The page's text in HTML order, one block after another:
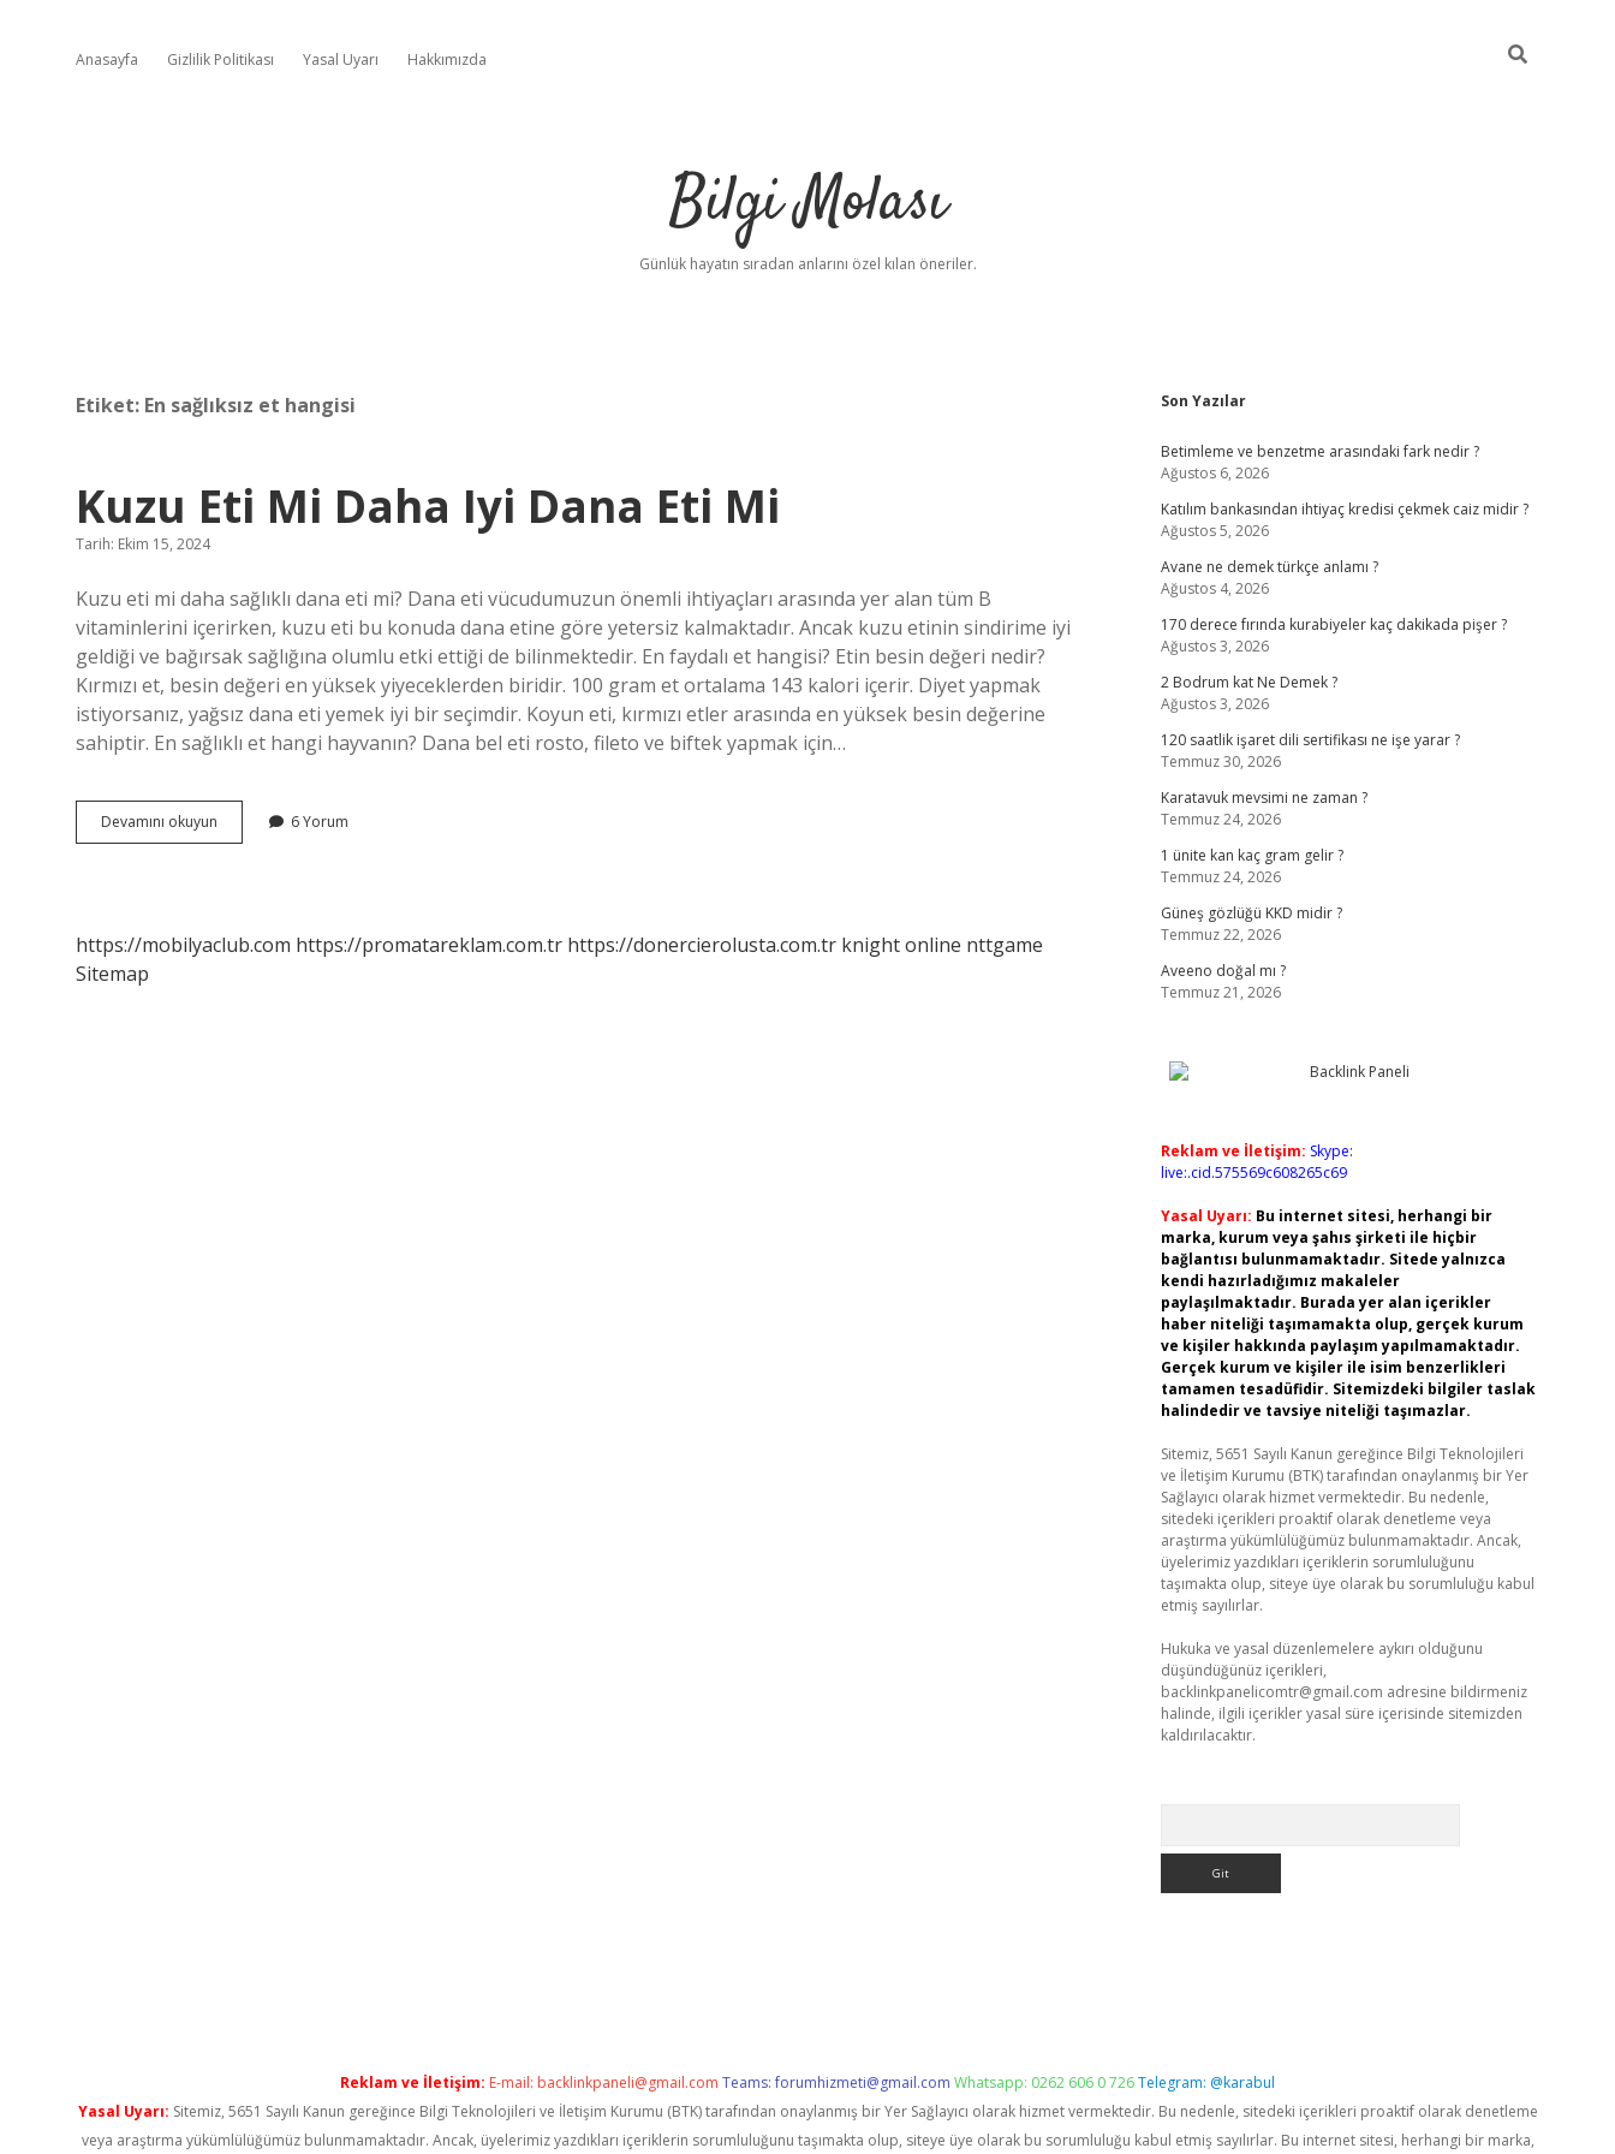
Anasayfa Gizlilik Politikası Yasal Uyarı Hakkımızda
Bilgi Molası
Günlük hayatın sıradan anlarını özel kılan öneriler.
Etiket: En sağlıksız et hangisi
Kuzu Eti Mi Daha Iyi Dana Eti Mi
Tarih: Ekim 15, 2024
Kuzu eti mi daha sağlıklı dana eti mi? Dana eti vücudumuzun önemli ihtiyaçları arasında yer alan tüm B
vitaminlerini içerirken, kuzu eti bu konuda dana etine göre yetersiz kalmaktadır. Ancak kuzu etinin sindirime iyi
geldiği ve bağırsak sağlığına olumlu etki ettiği de bilinmektedir. En faydalı et hangisi? Etin besin değeri nedir?
Kırmızı et, besin değeri en yüksek yiyeceklerden biridir. 100 gram et ortalama 143 kalori içerir. Diyet yapmak
istiyorsanız, yağsız dana eti yemek iyi bir seçimdir. Koyun eti, kırmızı etler arasında en yüksek besin değerine
sahiptir. En sağlıklı et hangi hayvanın? Dana bel eti rosto, fileto ve biftek yapmak için…
Devamını okuyun
Eti
Eti
6 Yorum
https://mobilyaclub.com https://promatareklam.com.tr https://donercierolusta.com.tr knight online nttgame
Sitemap
Sidebar
Son Yazılar
Betimleme ve benzetme arasındaki fark nedir ?
Ağustos 6, 2026
Katılım bankasından ihtiyaç kredisi çekmek caiz midir ?
Ağustos 5, 2026
Avane ne demek türkçe anlamı ?
Ağustos 4, 2026
170 derece fırında kurabiyeler kaç dakikada pişer ?
Ağustos 3, 2026
2 Bodrum kat Ne Demek ?
Ağustos 3, 2026
120 saatlik işaret dili sertifikası ne işe yarar ?
Temmuz 30, 2026
Karatavuk mevsimi ne zaman ?
Temmuz 24, 2026
1 ünite kan kaç gram gelir ?
Temmuz 24, 2026
Güneş gözlüğü KKD midir ?
Temmuz 22, 2026
Aveeno doğal mı ?
Temmuz 21, 2026
Reklam ve İletişim: Skype:
live:.cid.575569c608265c69
Yasal Uyarı: Bu internet sitesi, herhangi bir
marka, kurum veya şahıs şirketi ile hiçbir
bağlantısı bulunmamaktadır. Sitede yalnızca
kendi hazırladığımız makaleler
paylaşılmaktadır. Burada yer alan içerikler
haber niteliği taşımamakta olup, gerçek kurum
ve kişiler hakkında paylaşım yapılmamaktadır.
Gerçek kurum ve kişiler ile isim benzerlikleri
tamamen tesadüfidir. Sitemizdeki bilgiler taslak
halindedir ve tavsiye niteliği taşımazlar.
Sitemiz, 5651 Sayılı Kanun gereğince Bilgi Teknolojileri
ve İletişim Kurumu (BTK) tarafından onaylanmış bir Yer
Sağlayıcı olarak hizmet vermektedir. Bu nedenle,
sitedeki içerikleri proaktif olarak denetleme veya
araştırma yükümlülüğümüz bulunmamaktadır. Ancak,
üyelerimiz yazdıkları içeriklerin sorumluluğunu
taşımakta olup, siteye üye olarak bu sorumluluğu kabul
etmiş sayılırlar.
Hukuka ve yasal düzenlemelere aykırı olduğunu
düşündüğünüz içerikleri,
backlinkpanelicomtr@gmail.com adresine bildirmeniz
halinde, ilgili içerikler yasal süre içerisinde sitemizden
kaldırılacaktır.
Reklam ve İletişim: E-mail: backlinkpaneli@gmail.com Teams:forumhizmeti@gmail.com Whatsapp: 0262 606 0 726Telegram: @karabul
Yasal Uyarı: Sitemiz, 5651 Sayılı Kanun gereğince Bilgi Teknolojileri ve İletişim Kurumu (BTK) tarafından onaylanmış bir Yer Sağlayıcı olarak hizmet vermektedir. Bu nedenle, sitedeki içerikleri proaktif olarak denetleme
veya araştırma yükümlülüğümüz bulunmamaktadır. Ancak, üyelerimiz yazdıkları içeriklerin sorumluluğunu taşımakta olup, siteye üye olarak bu sorumluluğu kabul etmiş sayılırlar. Bu internet sitesi, herhangi bir marka,